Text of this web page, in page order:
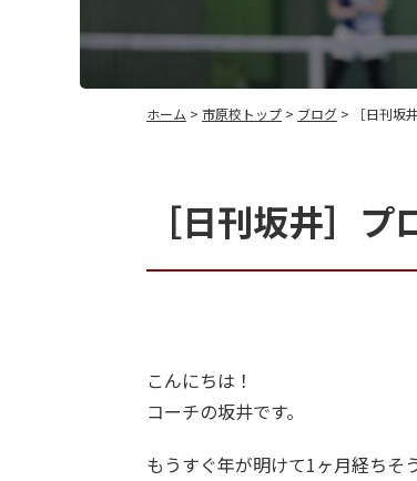
ホーム > 市原校トップ > ブログ > ［日刊坂
［日刊坂井］
こんにちは！
コーチの坂井です。
もうすぐ年が明けて1ヶ月経ちそ